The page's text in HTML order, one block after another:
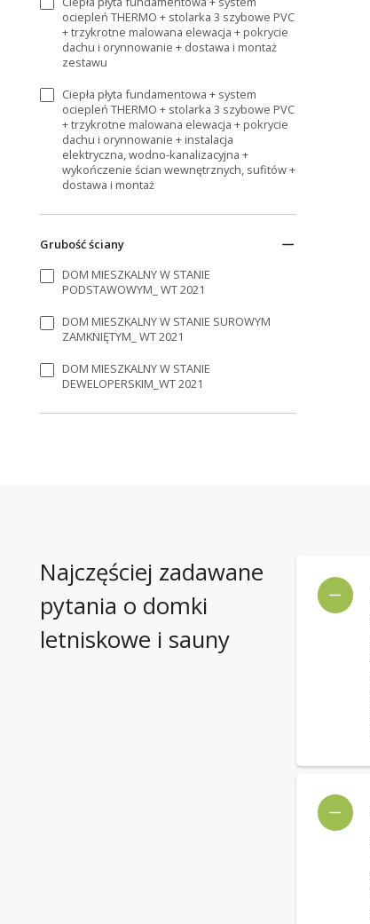
ociepleń THERMO + stolarka 3 szybowe PVC
+ trzykrotne malowana elewacja + pokrycie
dachu i orynnowanie + dostawa i montaż
zestawu
Ciepła płyta fundamentowa + system
ociepleń THERMO + stolarka 3 szybowe PVC
+ trzykrotne malowana elewacja + pokrycie
dachu i orynnowanie + instalacja
elektryczna, wodno-kanalizacyjna +
wykończenie ścian wewnętrznych, sufitów +
dostawa i montaż
Grubość ściany
DOM MIESZKALNY W STANIE
PODSTAWOWYM_ WT 2021
DOM MIESZKALNY W STANIE SUROWYM
ZAMKNIĘTYM_ WT 2021
DOM MIESZKALNY W STANIE
DEWELOPERSKIM_WT 2021
Najczęściej zadawane
pytania o domki
letniskowe i sauny